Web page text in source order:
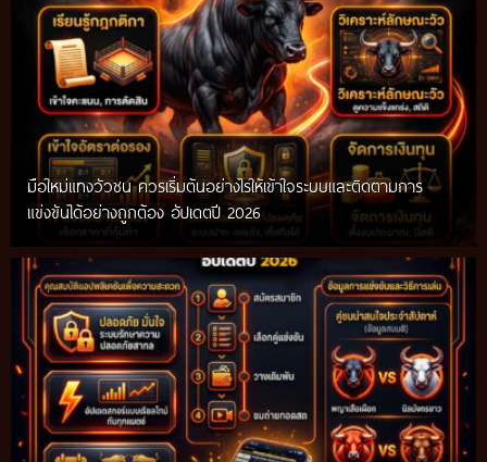
มือใหม่แทงวัวชน ควรเริ่มต้นอย่างไรให้เข้าใจระบบและติดตามการ
แข่งขันได้อย่างถูกต้อง อัปเดตปี 2026